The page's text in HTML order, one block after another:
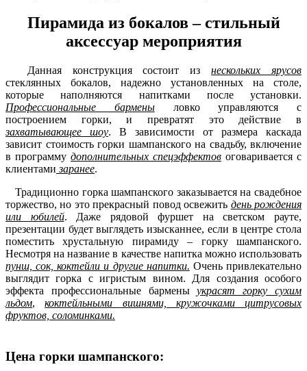
Пирамида из бокалов – стильный
аксессуар мероприятия
Данная конструкция состоит изнескольких ярусов
стеклянных бокалов, надежно установленных на столе,
которые наполняются напитками после установки.
Профессиональные барменыловко управляются с
построением горки, и превратят это действие в
захватывающее шоу. В зависимости от размера каскада
зависит стоимость горки шампанского на свадьбу, включение
в программу дополнительных спецэффектов оговаривается с
клиентами заранее.
Традиционно горка шампанского заказывается на свадебное
торжество, но это прекрасный повод освежить день рождения
или юбилей. Даже рядовой фуршет на светском рауте,
презентации будет выглядеть изысканнее, если в центре стола
поместить хрустальную пирамиду – горку шампанского.
Несмотря на название в качестве напитка можно использовать
пунш, сок, коктейли и другие напитки. Очень привлекательно
выглядит горка с игристым вином. Для создания особого
эффекта профессиональные барменыукрасят горку сухим
льдом,коктейльными вишнями, кружочками цитрусовых
фруктов, соломинками.
Цена горки шампанского: